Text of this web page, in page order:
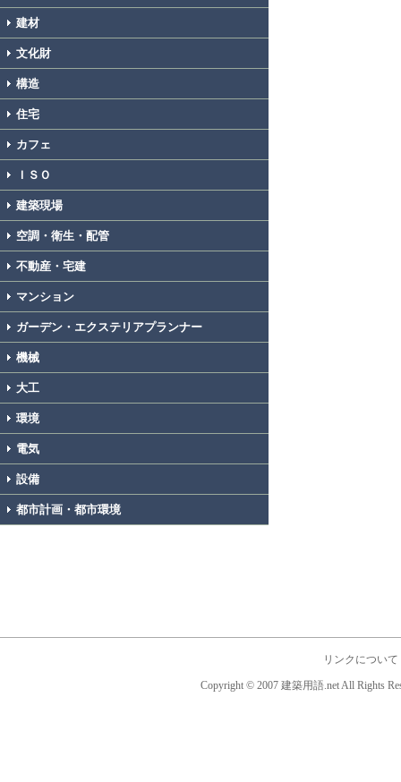
建材
文化財
構造
住宅
カフェ
ＩＳＯ
建築現場
空調・衛生・配管
不動産・宅建
マンション
ガーデン・エクステリアプランナー
機械
大工
環境
電気
設備
都市計画・都市環境
リンクについて
Copyright © 2007 建築用語.net All Rights